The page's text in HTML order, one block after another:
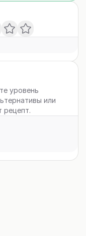
уровень
или
рецепт.